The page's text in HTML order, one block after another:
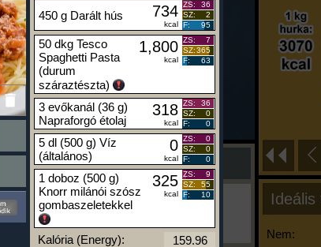
Ideális
Nem:
Ha ma már nem eszel/sportolsz többet,
kattints a kiértékelésre!
A Kalória Szimulátor Prémium funkció.
450 g Darált hús
734
kcal
ZS:
36
SZ:
2
F:
95
50 dkg Tesco
Spaghetti Pasta
(durum
száraztészta)
1,800
kcal
ZS:
7
SZ:365
F:
63
3 evőkanál (36 g)
Napraforgó étolaj
318
kcal
ZS:
36
SZ:
0
F:
0
5 dl (500 g) Víz
(általános)
0
kcal
ZS:
0
SZ:
0
F:
0
1 doboz (500 g)
Knorr milánói szósz
gombaszeletekkel
325
kcal
ZS:
9
SZ:
55
F:
10
Kalória (Energy):